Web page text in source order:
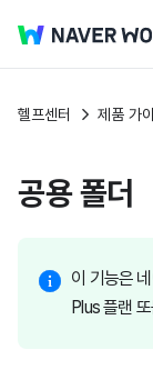
헬프센터 제품 가
공용 폴더
이 기능은
Plus 플랜